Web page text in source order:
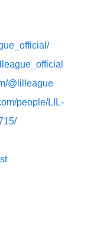
@lilleague
people/LIL-